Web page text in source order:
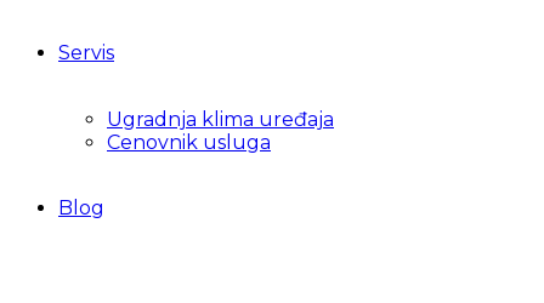
Servis
Ugradnja klima uređaja
Cenovnik usluga
Blog